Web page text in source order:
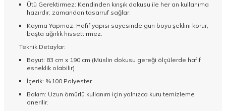
Ütü Gerektirmez: Kendinden kırışık dokusu ile her an kullanıma
hazırdır, zamandan tasarruf sağlar.
Kayma Yapmaz: Hafif yapısı sayesinde gün boyu şeklini korur,
başta ağırlık hissettirmez.
Teknik Detaylar:
Boyut: 83 cm x 190 cm (Müslin dokusu gereği ölçülerde hafif
esneklik olabilir)
İçerik: %100 Polyester
Bakım: Uzun ömürlü kullanım için yalnızca kuru temizleme
önerilir.